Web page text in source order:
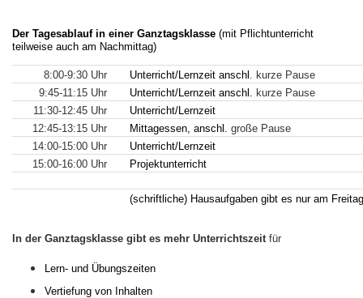
Der Tagesablauf in einer Ganztagsklasse (mit Pflichtunterricht
teilweise auch am Nachmittag)
8:00-9:30 Uhr Unterricht/Lernzeit anschl . kurze Pause
9:45-11:15 Uhr
Unterricht/Lernzeit anschl. kurze Pause
11:30-12:45 Uhr
Unterricht/Lernzeit
12:45-13:15 Uhr
Mittagessen, anschl. große Pause
14:00-15:00 Uhr
Unterricht/Lernzeit
15:00-16:00 Uhr
Projektunterricht
(schriftliche) Hausaufgaben gibt es nur am Freitag
In der Ganztagsklasse gibt es mehr Unterrichtszeitfür
Lern- und Übungszeiten
Vertiefung von Inhalten